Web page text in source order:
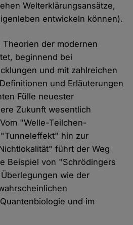
Welterklärungsansätze,
entwickeln können).
der modernen
beginnend bei
und mit zahlreichen
und Erläuterungen
Fülle neuester
Zukunft wesentlich
"Welle-Teilchen-
hin zur
führt der Weg
Beispiel von "Schrödingers
wie der
und im